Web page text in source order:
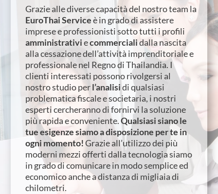
Grazie alle diverse capacità del nostro team la
EuroThai Serviceè in grado di assistere
imprese e professionisti sotto tutti i profili
amministrativiecommercialidalla nascita
alla cessazione dell’attività imprenditoriale e
professionale nel Regno di Thailandia. I
clienti interessati possono rivolgersi al
nostro studio perl’analisidi qualsiasi
problematica fiscale e societaria, i nostri
esperti cercheranno di fornirvi la soluzione
più rapida e conveniente.Qualsiasi siano le
tue esigenze siamo a disposizione per te in
ogni momento!Grazie all’utilizzo dei più
moderni mezzi offerti dalla tecnologia siamo
in grado di comunicare in modo semplice ed
economico anche a distanza di migliaia di
chilometri.